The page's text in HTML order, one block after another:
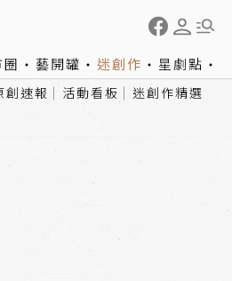
藝開罐 迷創作 星劇點
創速報 活動看板 迷創作精選